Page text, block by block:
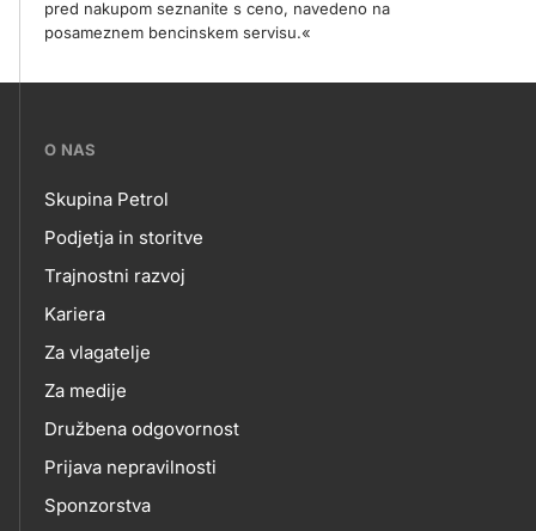
pred nakupom seznanite s ceno, navedeno na
posameznem bencinskem servisu.«
???
skupno.footer-
title???
O NAS
O
NAS
Skupina Petrol
Podjetja in storitve
Trajnostni razvoj
Kariera
Za vlagatelje
Za medije
Družbena odgovornost
Prijava nepravilnosti
Sponzorstva